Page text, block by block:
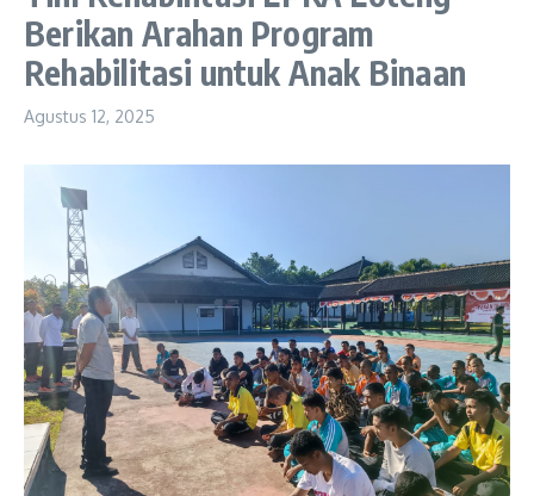
Berikan Arahan Program
Rehabilitasi untuk Anak Binaan
Agustus 12, 2025